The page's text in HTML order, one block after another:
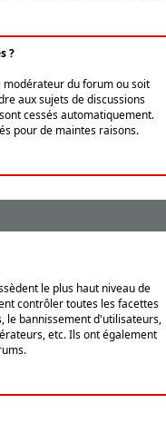
?
du forum ou soit
aux sujets de discussions
cessés automatiquement.
pour de maintes raisons.
le plus haut niveau de
contrôler toutes les facettes
le bannissement d'utilisateurs,
etc. Ils ont également